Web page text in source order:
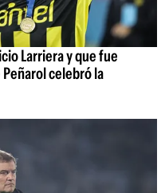
Larriera y que fue
celebró la